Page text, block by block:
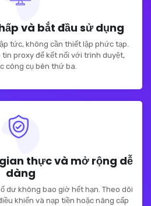
và bắt đầu sử dụng
tức, không cần thiết lập phức tạp.
proxy để kết nối với trình duyệt,
công cụ bên thứ ba.
thực và mở rộng dễ
dàng
dư không bao giờ hết hạn. Theo dõi
khiển và nạp tiền hoặc nâng cấp